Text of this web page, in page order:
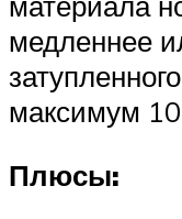
медленнее
максимум
Плюсы: